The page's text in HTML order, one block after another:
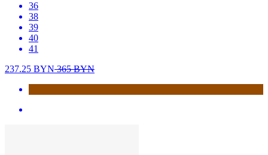
36
38
39
40
41
237.25 BYN365BYN